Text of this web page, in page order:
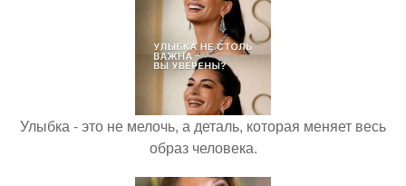
Улыбка - это не мелочь, а деталь, которая меняет весь
образ человека.